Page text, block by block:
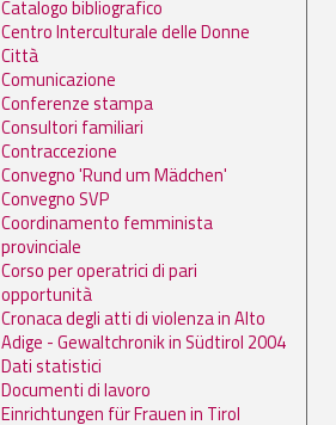
Catalogo bibliografico
Centro Interculturale delle Donne
Città
Comunicazione
Conferenze stampa
Consultori familiari
Contraccezione
Convegno 'Rund um Mädchen'
Convegno SVP
Coordinamento femminista
provinciale
Corso per operatrici di pari
opportunità
Cronaca degli atti di violenza in Alto
Adige - Gewaltchronik in Südtirol 2004
Dati statistici
Documenti di lavoro
Einrichtungen für Frauen in Tirol